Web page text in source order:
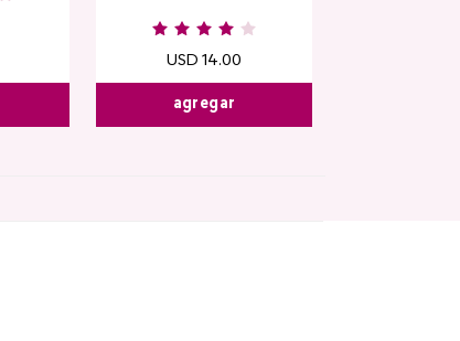
USD 14.00
agregar